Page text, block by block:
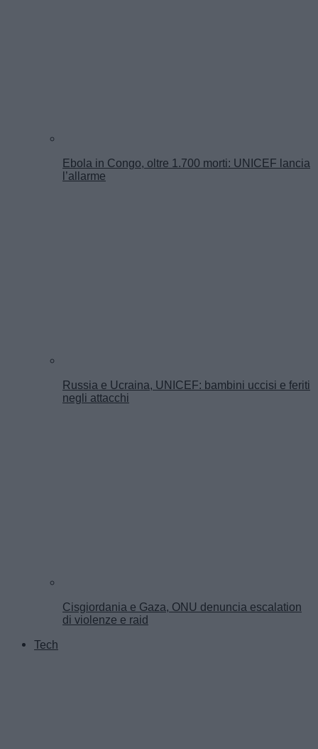
Ebola in Congo, oltre 1.700 morti: UNICEF lancia
l’allarme
Russia e Ucraina, UNICEF: bambini uccisi e feriti
negli attacchi
Cisgiordania e Gaza, ONU denuncia escalation
di violenze e raid
Tech